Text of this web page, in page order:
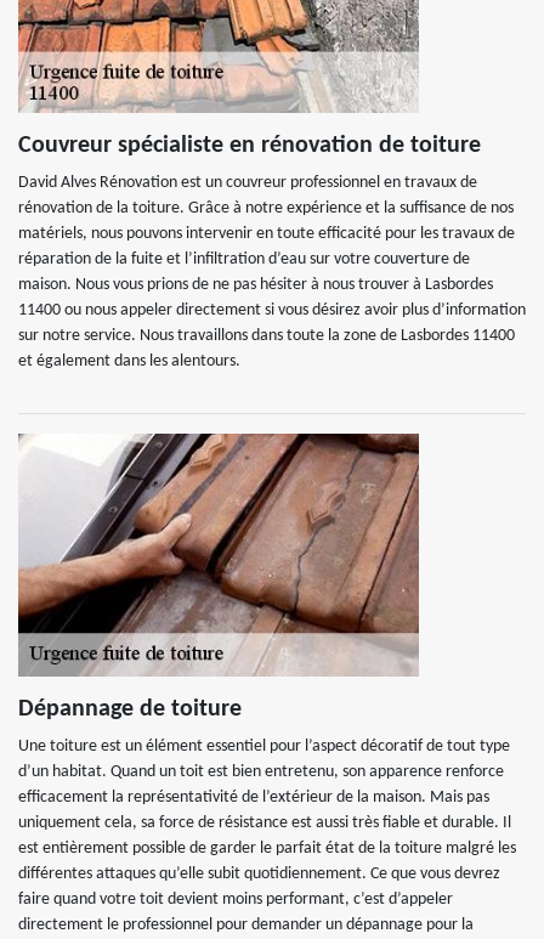
Couvreur spécialiste en rénovation de toiture
David Alves Rénovation est un couvreur professionnel en travaux de
rénovation de la toiture. Grâce à notre expérience et la suffisance de nos
matériels, nous pouvons intervenir en toute efficacité pour les travaux de
réparation de la fuite et l’infiltration d’eau sur votre couverture de
maison. Nous vous prions de ne pas hésiter à nous trouver à Lasbordes
11400 ou nous appeler directement si vous désirez avoir plus d’information
sur notre service. Nous travaillons dans toute la zone de Lasbordes 11400
et également dans les alentours.
Dépannage de toiture
Une toiture est un élément essentiel pour l’aspect décoratif de tout type
d’un habitat. Quand un toit est bien entretenu, son apparence renforce
efficacement la représentativité de l’extérieur de la maison. Mais pas
uniquement cela, sa force de résistance est aussi très fiable et durable. Il
est entièrement possible de garder le parfait état de la toiture malgré les
différentes attaques qu’elle subit quotidiennement. Ce que vous devrez
faire quand votre toit devient moins performant, c’est d’appeler
directement le professionnel pour demander un dépannage pour la